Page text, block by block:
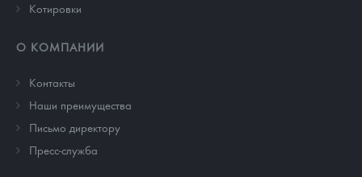
Котировки
О КОМПАНИИ
Контакты
Наши преимущества
Письмо директору
Пресс-служба